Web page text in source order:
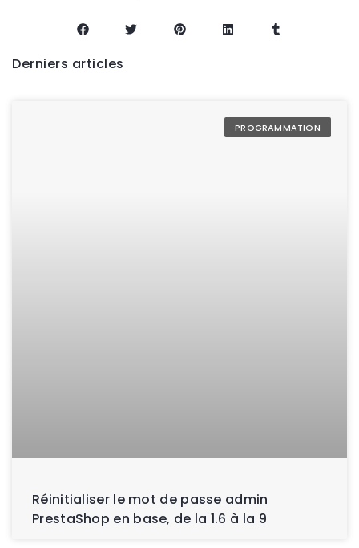
Derniers articles
PROGRAMMATION
Réinitialiser le mot de passe admin
PrestaShop en base, de la 1.6 à la 9